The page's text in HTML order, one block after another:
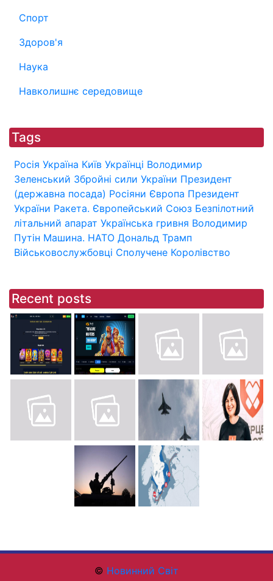
Спорт
Здоров'я
Наука
Навколишнє середовище
Tags
Росія Україна Київ Українці Володимир
Зеленський Збройні сили України Президент
(державна посада) Росіяни Європа Президент
України Ракета. Європейський Союз Безпілотний
літальний апарат Українська гривня Володимир
Путін Машина. НАТО Дональд Трамп
Військовослужбовці Сполучене Королівство
Recent posts
© Новинний Світ